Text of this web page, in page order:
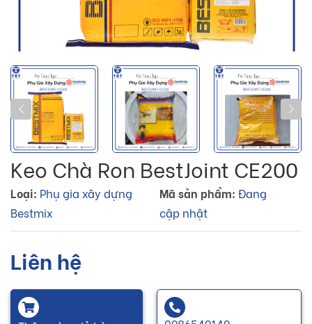
Keo Chà Ron BestJoint CE200
Loại: Phụ gia xây dựng
Bestmix
Mã sản phẩm: Đang
cập nhật
Liên hệ